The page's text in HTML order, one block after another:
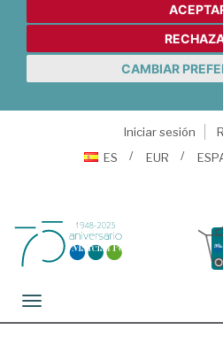
CAMBIAR
Iniciar sesión
ES
EUR
Toggle navigation